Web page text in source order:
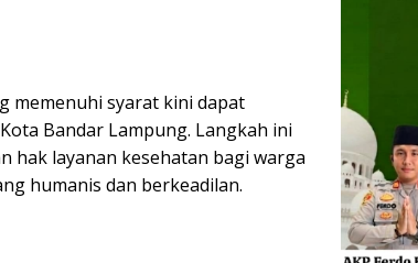
memenuhi syarat kini dapat
Bandar Lampung. Langkah ini
hak layanan kesehatan bagi warga
humanis dan berkeadilan.